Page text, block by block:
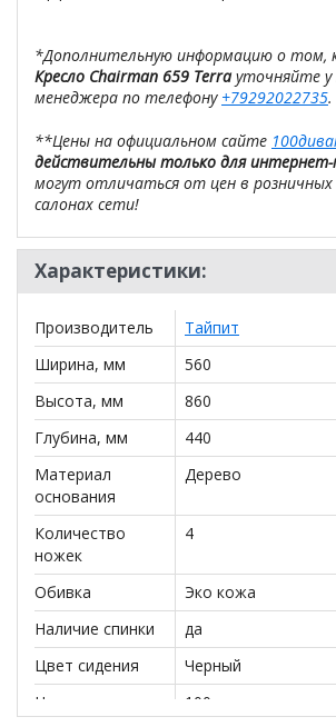
*Дополнительную информацию о том,
Кресло Chairman 659 Terraуточняйте у
менеджера по телефону +79292022735.
**Цены на официальном сайте
действительны только для интернет-
могут отличаться от цен в розничных
салонах сети!
Характеристики:
Производитель
Тайпит
Ширина, мм
560
Высота, мм
860
Глубина, мм
440
Материал
основания
Дерево
Количество
ножек
4
Обивка
Эко кожа
Наличие спинки
да
Цвет сидения
Черный
Нагрузка
100